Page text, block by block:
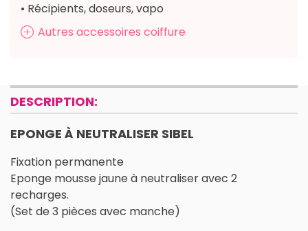
• Récipients, doseurs, vapo
Autres accessoires coiffure
DESCRIPTION:
EPONGE À NEUTRALISER SIBEL
Fixation permanente
Eponge mousse jaune à neutraliser avec 2
recharges.
(Set de 3 pièces avec manche)